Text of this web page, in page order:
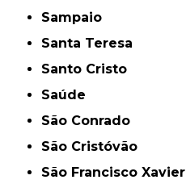
Sampaio
Santa Teresa
Santo Cristo
Saúde
São Conrado
São Cristóvão
São Francisco Xavier